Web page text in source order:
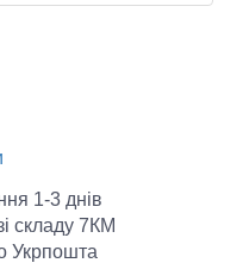
1-3 днів
складу 7КМ
Укрпошта